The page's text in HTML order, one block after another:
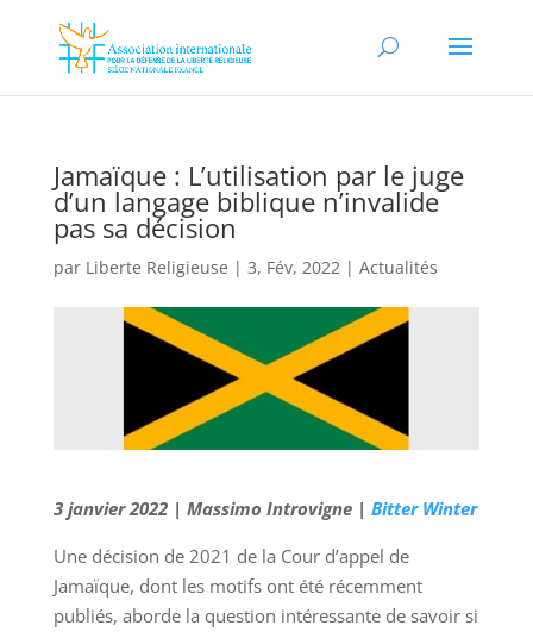
Jamaïque : L’utilisation par le juge
d’un langage biblique n’invalide
pas sa décision
par Liberte Religieuse | 3, Fév, 2022| Actualités
3 janvier 2022 | Massimo Introvigne | Bitter Winter
Une décision de 2021 de la Cour d’appel de
Jamaïque, dont les motifs ont été récemment
publiés, aborde la question intéressante de savoir si